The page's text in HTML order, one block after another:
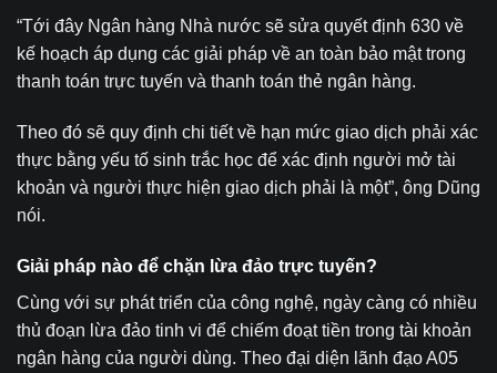
“Tới đây Ngân hàng Nhà nước sẽ sửa quyết định 630 về
kế hoạch áp dụng các giải pháp về an toàn bảo mật trong
thanh toán trực tuyến và thanh toán thẻ ngân hàng.
Theo đó sẽ quy định chi tiết về hạn mức giao dịch phải xác
thực bằng yếu tố sinh trắc học để xác định người mở tài
khoản và người thực hiện giao dịch phải là một”, ông Dũng
nói.
Giải pháp nào để chặn lừa đảo trực tuyến?
Cùng với sự phát triển của công nghệ, ngày càng có nhiều
thủ đoạn lừa đảo tinh vi để chiếm đoạt tiền trong tài khoản
ngân hàng của người dùng. Theo đại diện lãnh đạo A05